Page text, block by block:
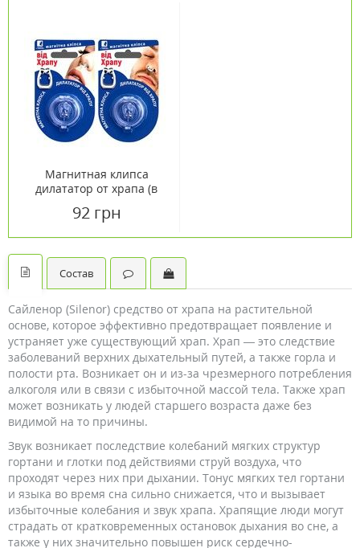
Магнитная клипса
дилататор от храпа (в
92 грн
Состав
Сайленор (Silenor) средство от храпа на растительной
основе, которое эффективно предотвращает появление и
устраняет уже существующий храп. Храп — это следствие
заболеваний верхних дыхательный путей, а также горла и
полости рта. Возникает он и из-за чрезмерного потребления
алкоголя или в связи с избыточной массой тела. Также храп
может возникать у людей старшего возраста даже без
видимой на то причины.
Звук возникает последствие колебаний мягких структур
гортани и глотки под действиями струй воздуха, что
проходят через них при дыхании. Тонус мягких тел гортани
и языка во время сна сильно снижается, что и вызывает
избыточные колебания и звук храпа. Храпящие люди могут
страдать от кратковременных остановок дыхания во сне, а
также у них значительно повышен риск сердечно-